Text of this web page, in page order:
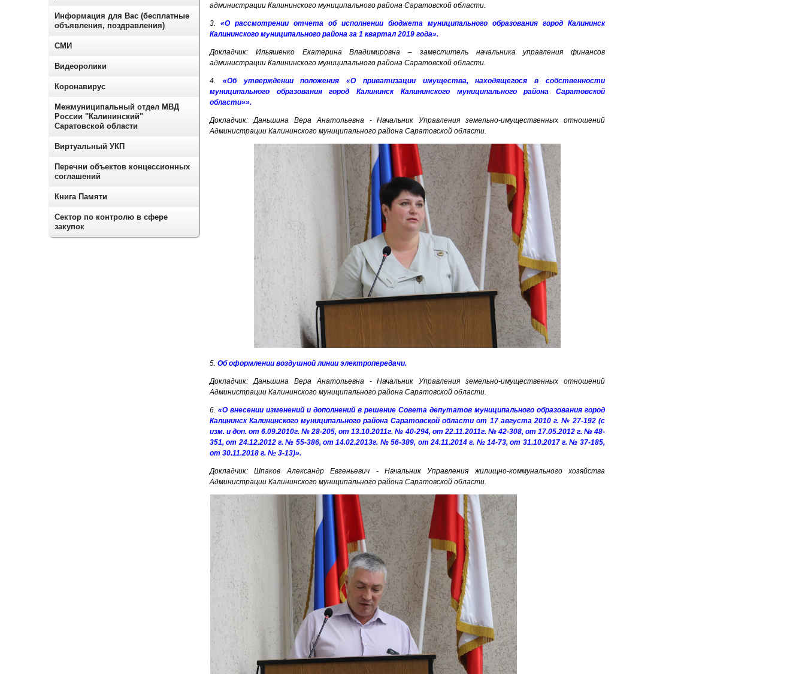
администрации Калининского муниципального района Саратовской области.
3. «О рассмотрении отчета об исполнении бюджета муниципального образования город Калининск
Калининского муниципального района за 1 квартал 2019 года».
Докладчик: Ильяшенко Екатерина Владимировна – заместитель начальника управления финансов
администрации Калининского муниципального района Саратовской области.
4. «Об утверждении положения «О приватизации имущества, находящегося в собственности
муниципального образования город Калининск Калининского муниципального района Саратовской
области»».
Докладчик: Даньшина Вера Анатольевна - Начальник Управления земельно-имущественных отношений
Администрации Калининского муниципального района Саратовской области.
5. Об оформлении воздушной линии электропередачи.
Докладчик: Даньшина Вера Анатольевна - Начальник Управления земельно-имущественных отношений
Администрации Калининского муниципального района Саратовской области.
6. «О внесении изменений и дополнений в решение Совета депутатов муниципального образования город
Калининск Калининского муниципального района Саратовской области от 17 августа 2010 г. № 27-192 (с
изм. и доп. от 6.09.2010г. № 28-205, от 13.10.2011г. № 40-294, от 22.11.2011г. № 42-308, от 17.05.2012 г. № 48-
351, от 24.12.2012 г. № 55-386, от 14.02.2013г. № 56-389, от 24.11.2014 г. № 14-73, от 31.10.2017 г. № 37-185,
от 30.11.2018 г. № 3-13)».
Докладчик: Шпаков Александр Евгеньевич - Начальник Управления жилищно-коммунального хозяйства
Администрации Калининского муниципального района Саратовской области.
Информация для Вас (бесплатные
объявления, поздравления)
СМИ
Видеоролики
Коронавирус
Межмуниципальный отдел МВД
России "Калининский"
Саратовской области
Виртуальный УКП
Перечни объектов концессионных
соглашений
Книга Памяти
Сектор по контролю в сфере
закупок